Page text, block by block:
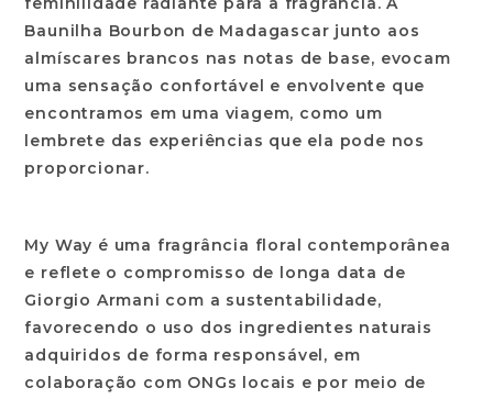
Baunilha Bourbon de Madagascar junto aos
almíscares brancos nas notas de base, evocam
uma sensação confortável e envolvente que
encontramos em uma viagem, como um
lembrete das experiências que ela pode nos
proporcionar.
My Way é uma fragrância floral contemporânea
e reflete o compromisso de longa data de
Giorgio Armani com a sustentabilidade,
favorecendo o uso dos ingredientes naturais
adquiridos de forma responsável, em
colaboração com ONGs locais e por meio de